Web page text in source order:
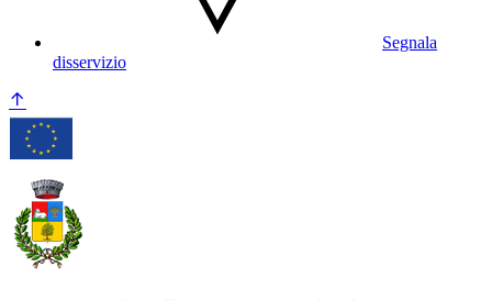
Segnala
disservizio